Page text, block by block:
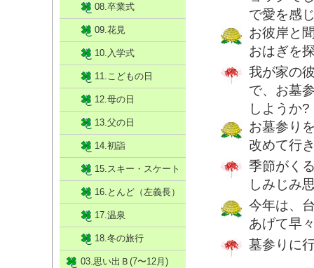
で愛を感
お彼岸と
おはぎを
我が家の
で、お墓
しようか?
お墓参り
改めて行
季節がく
しみじみ
今年は、
あげて早
墓参りに
08.卒業式
09.花見
10.入学式
11.こどもの日
12.母の日
13.父の日
14.初詣
15.スキー・スケート
16.とんど（左義長）
17.温泉
18.冬の旅行
03.思い出Ｂ(7〜12月)